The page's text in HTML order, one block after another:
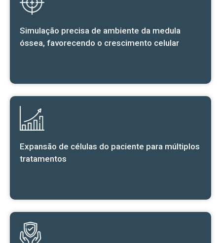
Simulação precisa de ambiente da medula
óssea, favorecendo o crescimento celular
Expansão de células do paciente para múltiplos
tratamentos